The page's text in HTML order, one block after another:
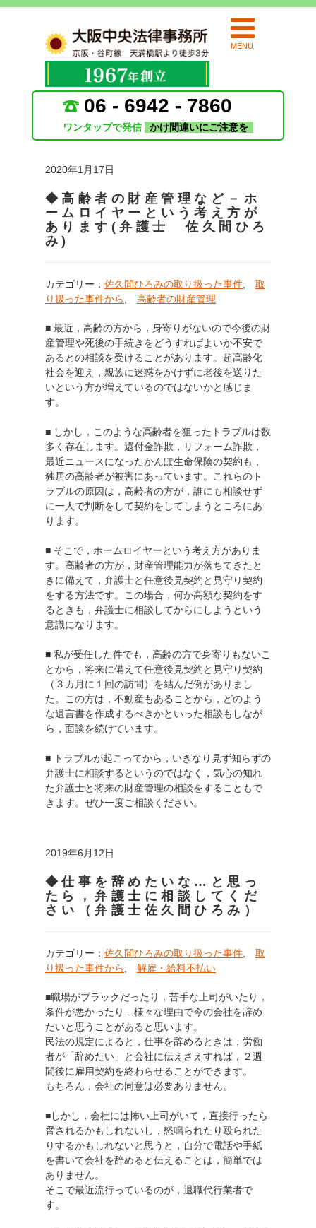
MENU
06 - 6942 - 7860
ワンタップで発信 かけ間違いにご注意を
2020年1月17日
◆高齢者の財産管理など－ホ
ームロイヤーという考え方が
あります(弁護士 佐久間ひろ
み)
カテゴリー： 佐久間ひろみの取り扱った事件
取
り扱った事件から
高齢者の財産管理
■ 最近，高齢の方から，身寄りがないので今後の財
産管理や死後の手続きをどうすればよいか不安で
あるとの相談を受けることがあります。超高齢化
社会を迎え，親族に迷惑をかけずに老後を送りた
いという方が増えているのではないかと感じま
す。
■ しかし，このような高齢者を狙ったトラブルは数
多く存在します。還付金詐欺，リフォーム詐欺，
最近ニュースになったかんぽ生命保険の契約も，
独居の高齢者が被害にあっています。これらのト
ラブルの原因は，高齢者の方が，誰にも相談せず
に一人で判断をして契約をしてしまうところにあ
ります。
■ そこで，ホームロイヤーという考え方がありま
す。高齢者の方が，財産管理能力が落ちてきたと
きに備えて，弁護士と任意後見契約と見守り契約
をする方法です。この場合，何か高額な契約をす
るときも，弁護士に相談してからにしようという
意識になります。
■ 私が受任した件でも，高齢の方で身寄りもないこ
とから，将来に備えて任意後見契約と見守り契約
（３カ月に１回の訪問）を結んだ例がありまし
た。この方は，不動産もあることから，どのよう
な遺言書を作成するべきかといった相談もしなが
ら，面談を続けています。
■ トラブルが起こってから，いきなり見ず知らずの
弁護士に相談するというのではなく，気心の知れ
た弁護士と将来の財産管理の相談をすることもで
きます。ぜひ一度ご相談ください。
2019年6月12日
◆仕事を辞めたいな…と思っ
たら，弁護士に相談してくだ
さい（弁護士佐久間ひろみ）
カテゴリー： 佐久間ひろみの取り扱った事件
取
り扱った事件から
解雇・給料不払い
■職場がブラックだったり，苦手な上司がいたり，
条件が悪かったり…様々な理由で今の会社を辞め
たいと思うことがあると思います。
民法の規定によると，仕事を辞めるときは，労働
者が「辞めたい」と会社に伝えさえすれば，２週
間後に雇用契約を終わらせることができます。
もちろん，会社の同意は必要ありません。
■しかし，会社には怖い上司がいて，直接行ったら
脅されるかもしれないし，怒鳴られたり殴られた
りするかもしれないと思うと，自分で電話や手紙
を書いて会社を辞めると伝えることは，簡単では
ありません。
そこで最近流行っているのが，退職代行業者で
す。